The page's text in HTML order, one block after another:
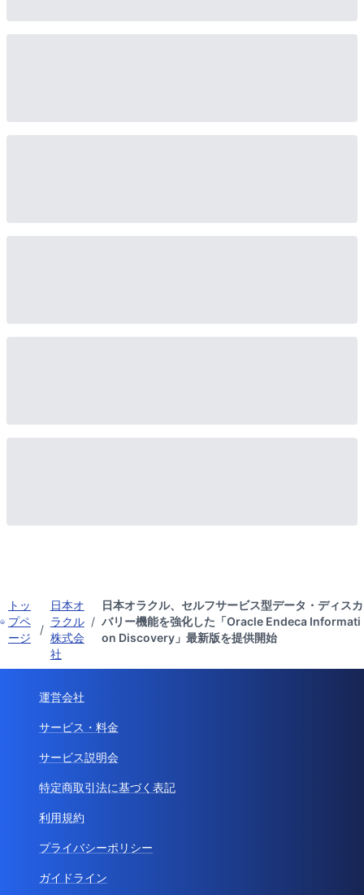
トッ
プペ
ージ
/
日本オ
ラクル
株式会
社
/
日本オラクル、セルフサービス型データ・ディスカ
バリー機能を強化した「Oracle Endeca Informati
on Discovery」最新版を提供開始
運営会社
サービス・料金
サービス説明会
特定商取引法に基づく表記
利用規約
プライバシーポリシー
ガイドライン